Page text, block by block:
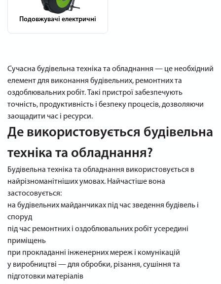
Подовжувачі електричні
Сучасна будівельна техніка та обладнання — це необхідний
елемент для виконання будівельних, ремонтних та
оздоблювальних робіт. Такі пристрої забезпечують
точність, продуктивність і безпеку процесів, дозволяючи
заощадити час і ресурси.
Де використовується будівельна
техніка та обладнання?
Будівельна техніка та обладнання використовується в
найрізноманітніших умовах. Найчастіше вона
застосовується:
на будівельних майданчиках під час зведення будівель і
споруд
під час ремонтних і оздоблювальних робіт усередині
приміщень
при прокладанні інженерних мереж і комунікацій
у виробництві — для обробки, різання, сушіння та
підготовки матеріалів